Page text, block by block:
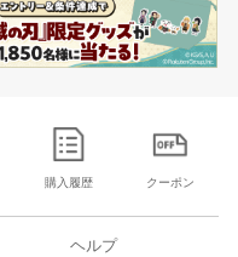
購入履歴 クーポン
ヘルプ